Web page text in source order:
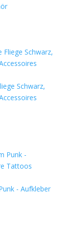
Schwarz,
- Aufkleber